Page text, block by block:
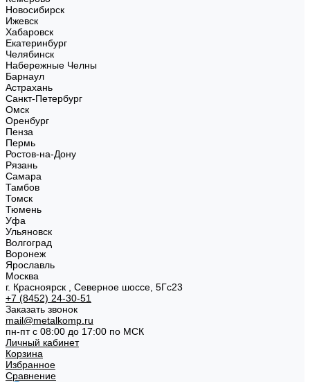
Новосибирск
Ижевск
Хабаровск
Екатеринбург
Челябинск
Набережные Челны
Барнаул
Астрахань
Санкт-Петербург
Омск
Оренбург
Пенза
Пермь
Ростов-на-Дону
Рязань
Самара
Тамбов
Томск
Тюмень
Уфа
Ульяновск
Волгоград
Воронеж
Ярославль
Москва
г. Красноярск , Северное шоссе, 5Гс23
+7 (8452) 24-30-51
Заказать звонок
mail@metalkomp.ru
пн-пт с 08:00 до 17:00 по МСК
Личный кабинет
Корзина
Избранное
Сравнение